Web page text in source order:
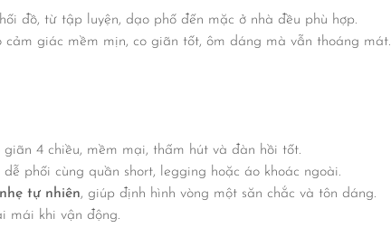
đồ, từ tập luyện, dạo phố đến mặc ở nhà đều phù hợp.
cảm giác mềm mịn, co giãn tốt, ôm dáng mà vẫn thoáng mát.
giãn 4 chiều, mềm mại, thấm hút và đàn hồi tốt.
dễ phối cùng quần short, legging hoặc áo khoác ngoài.
tự nhiên, giúp định hình vòng một săn chắc và tôn dáng.
mái khi vận động.